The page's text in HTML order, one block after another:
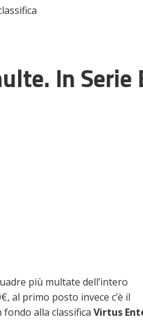
In Serie
più multate dell’intero
al primo posto invece c’è il
fondo alla classifica Virtus